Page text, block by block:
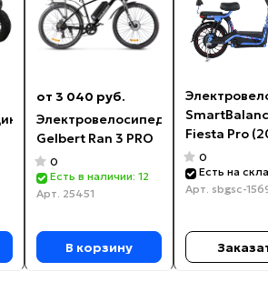
от 3 040 руб.
Электровелосипед
Gelbert Ran 3 PRO
0
Есть в наличии: 12
Арт. 25451
В корзину
Fiesta Pro
0
Есть на
Арт. sbgsc-